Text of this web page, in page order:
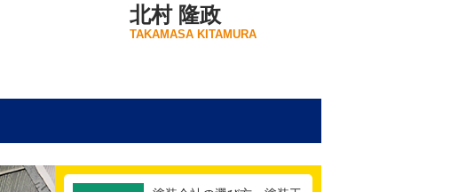
北村 隆政
TAKAMASA KITAMURA